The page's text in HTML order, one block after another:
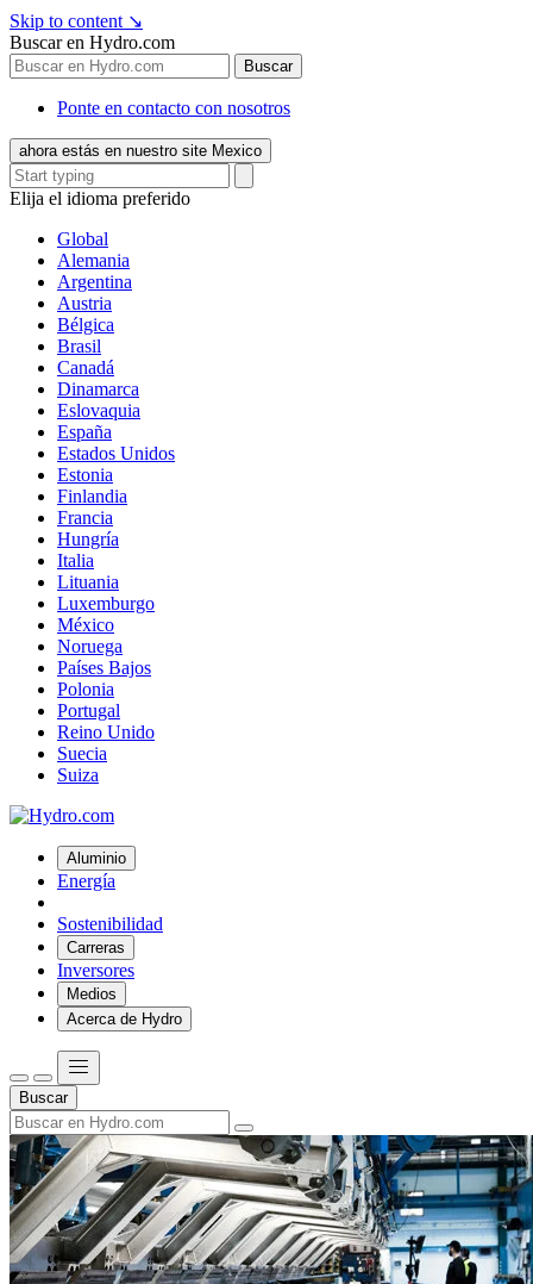
Skip to content ↘
Buscar en Hydro.com
Buscar
Ponte en contacto con nosotros
ahora estás en nuestro site Mexico
Elija el idioma preferido
Global
Alemania
Argentina
Austria
Bélgica
Brasil
Canadá
Dinamarca
Eslovaquia
España
Estados Unidos
Estonia
Finlandia
Francia
Hungría
Italia
Lituania
Luxemburgo
México
Noruega
Países Bajos
Polonia
Portugal
Reino Unido
Suecia
Suiza
Aluminio
Energía
Sostenibilidad
Carreras
Inversores
Medios
Acerca de Hydro
Buscar